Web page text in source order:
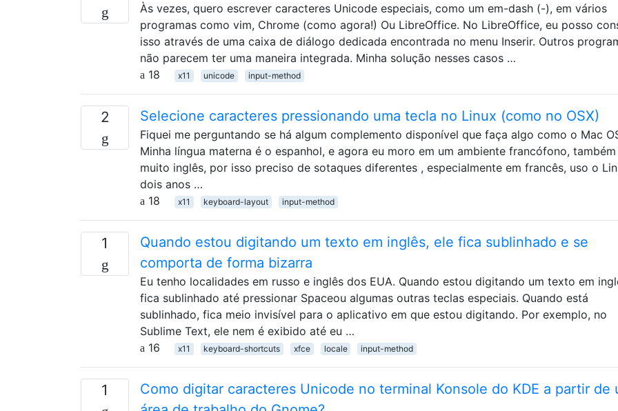
Às vezes, quero escrever caracteres Unicode especiais, como um em-dash (-), em vários
programas como vim, Chrome (como agora!) Ou LibreOffice. No LibreOffice, eu posso
isso através de uma caixa de diálogo dedicada encontrada no menu Inserir. Outros
não parecem ter uma maneira integrada. Minha solução nesses casos …
18
x11 unicode input-method
2 Selecione caracteres pressionando uma tecla no Linux (como no OSX)
Fiquei me perguntando se há algum complemento disponível que faça algo como o Mac
Minha língua materna é o espanhol, e agora eu moro em um ambiente francófono,
muito inglês, por isso preciso de sotaques diferentes , especialmente em francês, uso o
dois anos …
18
x11 keyboard-layout input-method
1
Quando estou digitando um texto em inglês, ele fica sublinhado e se
comporta de forma bizarra
Eu tenho localidades em russo e inglês dos EUA. Quando estou digitando um texto em
fica sublinhado até pressionar Spaceou algumas outras teclas especiais. Quando está
sublinhado, fica meio invisível para o aplicativo em que estou digitando. Por exemplo, no
Sublime Text, ele nem é exibido até eu …
16
x11 keyboard-shortcuts xfce locale input-method
1
Como digitar caracteres Unicode no terminal Konsole do KDE a partir de